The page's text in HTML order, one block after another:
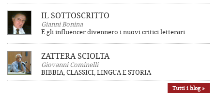
IL SOTTOSCRITTO
Gianni Bonina
E gli influencer divennero i nuovi critici letterari
ZATTERA SCIOLTA
Giovanni Cominelli
BIBBIA, CLASSICI, LINGUA E STORIA
Tutti i blog »